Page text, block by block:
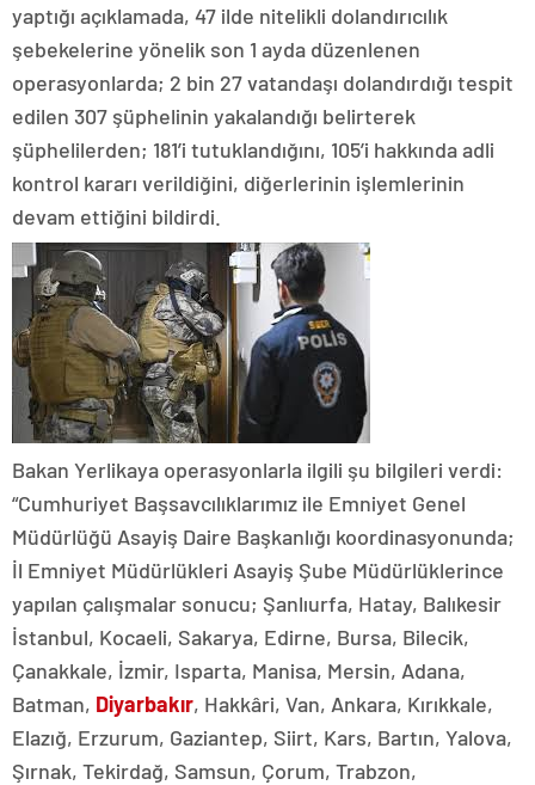
yaptığı açıklamada, 47 ilde nitelikli dolandırıcılık
şebekelerine yönelik son 1 ayda düzenlenen
operasyonlarda; 2 bin 27 vatandaşı dolandırdığı tespit
edilen 307 şüphelinin yakalandığı belirterek
şüphelilerden; 181’i tutuklandığını, 105’i hakkında adli
kontrol kararı verildiğini, diğerlerinin işlemlerinin
devam ettiğini bildirdi.
Bakan Yerlikaya operasyonlarla ilgili şu bilgileri verdi:
“Cumhuriyet Başsavcılıklarımız ile Emniyet Genel
Müdürlüğü Asayiş Daire Başkanlığı koordinasyonunda;
İl Emniyet Müdürlükleri Asayiş Şube Müdürlüklerince
yapılan çalışmalar sonucu; Şanlıurfa, Hatay, Balıkesir
İstanbul, Kocaeli, Sakarya, Edirne, Bursa, Bilecik,
Çanakkale, İzmir, Isparta, Manisa, Mersin, Adana,
Batman, Diyarbakır, Hakkâri, Van, Ankara, Kırıkkale,
Elazığ, Erzurum, Gaziantep, Siirt, Kars, Bartın, Yalova,
Şırnak, Tekirdağ, Samsun, Çorum, Trabzon,